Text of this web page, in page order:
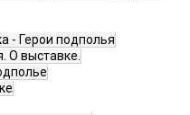
- Герои подполья
О выставке.